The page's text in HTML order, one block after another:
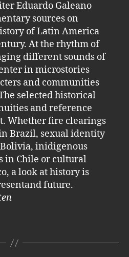
Eduardo Galeano
sources on
of Latin America
At the rhythm of
different sounds of
in microstories
and communities
selected historical
and reference
Whether fire clearings
Brazil, sexual identity
inidigenous
in Chile or cultural
a look at history is
future.